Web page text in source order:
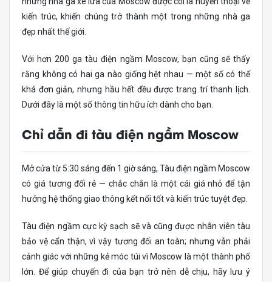
kiến ​​trúc, khiến chúng trở thành một trong những nhà ga
đẹp nhất thế giới.
Với hơn 200 ga tàu điện ngầm Moscow, bạn cũng sẽ thấy
rằng không có hai ga nào giống hệt nhau — một số có thể
khá đơn giản, nhưng hầu hết đều được trang trí thanh lịch.
Dưới đây là một số thông tin hữu ích dành cho bạn.
Chỉ dẫn đi tàu điện ngầm Moscow
Mở cửa từ 5:30 sáng đến 1 giờ sáng, Tàu điện ngầm Moscow
có giá tương đối rẻ — chắc chắn là một cái giá nhỏ để tận
hưởng hệ thống giao thông kết nối tốt và kiến ​​trúc tuyệt đẹp.
Tàu điện ngầm cực kỳ sạch sẽ và cũng được nhân viên tàu
bảo vệ cẩn thận, vì vậy tương đối an toàn; nhưng vẫn phải
cảnh giác với những kẻ móc túi vì Moscow là một thành phố
lớn. Để giúp chuyến đi của bạn trở nên dễ chịu, hãy lưu ý